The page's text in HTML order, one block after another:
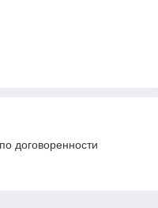
договоренности